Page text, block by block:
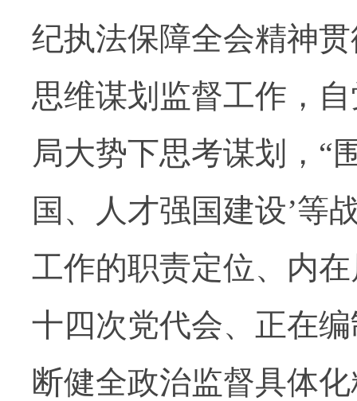
纪执法保障全会精神
思维谋划监督工作，
局大势下思考谋划，“
国、人才强国建设’等
工作的职责定位、内
十四次党代会、正在
断健全政治监督具体